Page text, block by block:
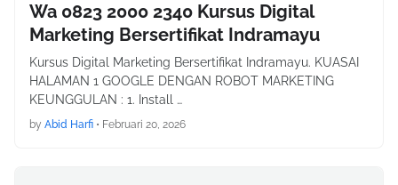
Wa 0823 2000 2340 Kursus Digital
Marketing Bersertifikat Indramayu
Kursus Digital Marketing Bersertifikat Indramayu. KUASAI
HALAMAN 1 GOOGLE DENGAN ROBOT MARKETING
KEUNGGULAN : 1. Install …
by Abid Harfi • Februari 20, 2026